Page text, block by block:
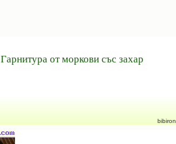
Гарнитура от моркови със захар
bibiron